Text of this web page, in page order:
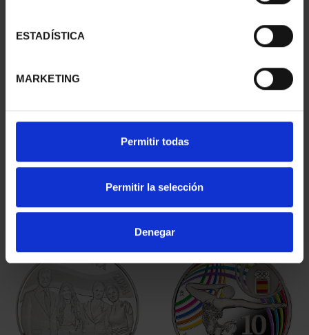
ESTADÍSTICA
MARKETING
Permitir todas
Permitir la selección
Denegar
425 ANIV VELÁZQUEZ
610,00 €
PROCLAMACIÓN FELIPE
140,00 €